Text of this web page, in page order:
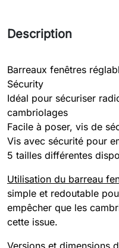
Description
Barreaux fenêtres
Sécurity
Idéal pour sécuriser
cambriolages
Facile à poser, vis de
Vis avec sécurité pour
5 tailles différentes
Utilisation du barreau
simple et redoutable
empêcher que les
cette issue.